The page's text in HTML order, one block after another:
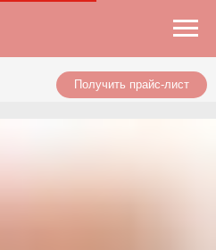
Получить прайс-лист